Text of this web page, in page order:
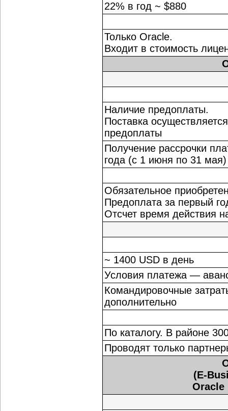
22% в год ~ $880
Только Oracle.
Входит в стоимость
Наличие предоплаты.
Поставка
предоплаты
Получение рассрочки
года (с 1 июня по 31
Обязательное
Предоплата за первый
Отсчет время действия
~ 1400 USD в день
Условия платежа —
Командировочные
дополнительно
По каталогу. В районе
Проводят только
(E-
Oracle